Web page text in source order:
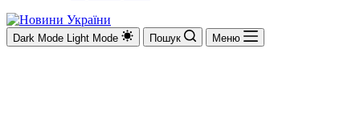
Dark Mode Light Mode Пошук Меню